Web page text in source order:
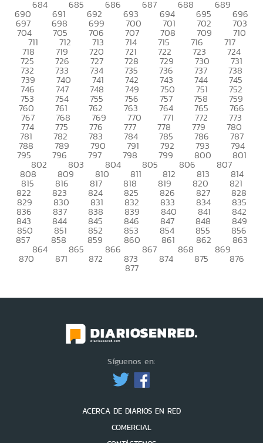
684 685 686 687 688 689
690 691 692 693 694 695 696
697 698 699 700 701 702 703
704 705 706 707 708 709 710
711 712 713 714 715 716 717
718 719 720 721 722 723 724
725 726 727 728 729 730 731
732 733 734 735 736 737 738
739 740 741 742 743 744 745
746 747 748 749 750 751 752
753 754 755 756 757 758 759
760 761 762 763 764 765 766
767 768 769 770 771 772 773
774 775 776 777 778 779 780
781 782 783 784 785 786 787
788 789 790 791 792 793 794
795 796 797 798 799 800 801
802 803 804 805 806 807
808 809 810 811 812 813 814
815 816 817 818 819 820 821
822 823 824 825 826 827 828
829 830 831 832 833 834 835
836 837 838 839 840 841 842
843 844 845 846 847 848 849
850 851 852 853 854 855 856
857 858 859 860 861 862 863
864 865 866 867 868 869
870 871 872 873 874 875 876
877
Síguenos en:
ACERCA DE DIARIOS EN RED
COMERCIAL